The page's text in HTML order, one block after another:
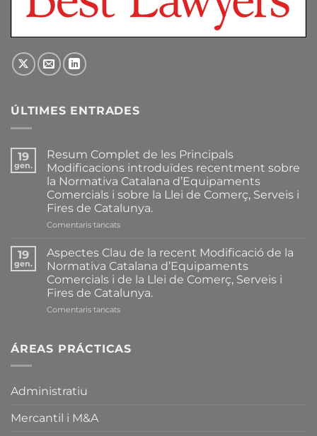
ÚLTIMES ENTRADES
19
gen.
Resum Complet de les Principals
Modificacions introduïdes recentment sobre
la Normativa Catalana d’Equipaments
Comercials i sobre la Llei de Comerç, Serveis i
Fires de Catalunya.
Comentaris tancatsa
Complet
de
les
Principals
Modificacions
introduïdes
la
Normativa
19
gen.
Aspectes Clau de la recent Modificació de la
Normativa Catalana d’Equipaments
Comercials i de la Llei de Comerç, Serveis i
Fires de Catalunya.
Comentaris tancatsa
de
ÁREAS PRÁCTICAS
Administratiu
Mercantil i M&A